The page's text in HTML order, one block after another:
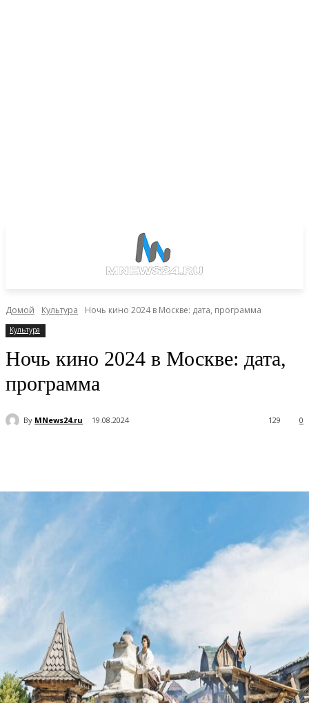
Домой Культура Ночь кино 2024 в Москве: дата, программа
Культура
Ночь кино 2024 в Москве: дата,
программа
By MNews24.ru 19.08.2024 0
129